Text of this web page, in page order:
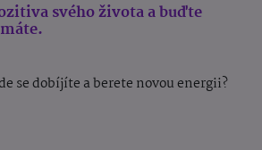
svého života a buďte
se dobíjíte a berete novou energii?